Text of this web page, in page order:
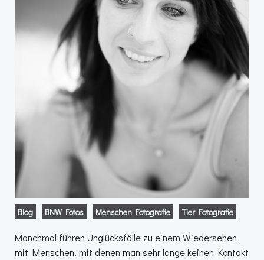
Blog BNW Fotos Menschen Fotografie Tier Fotografie
Manchmal führen Unglücksfälle zu einem Wiedersehen
mit Menschen, mit denen man sehr lange keinen Kontakt